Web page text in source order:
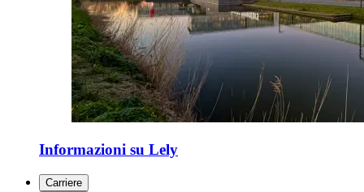
Informazioni su Lely
Carriere